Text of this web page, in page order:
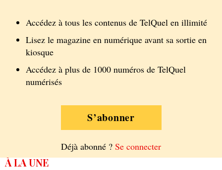
Accédez à tous les contenus de TelQuel en illimité
Lisez le magazine en numérique avant sa sortie en
kiosque
Accédez à plus de 1000 numéros de TelQuel
numérisés
S’abonner
Déjà abonné ? Se connecter
À LA UNE